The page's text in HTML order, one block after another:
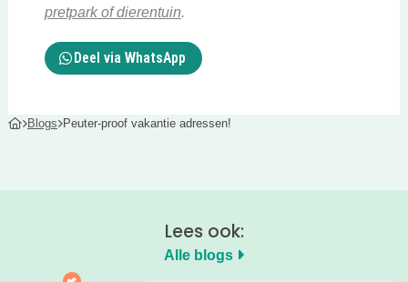
pretpark of dierentuinDeze link opent in een nieuwe tab
.
Deel via WhatsApp
Blogs Peuter-proof vakantie adressen!
Lees ook:
Alle blogs